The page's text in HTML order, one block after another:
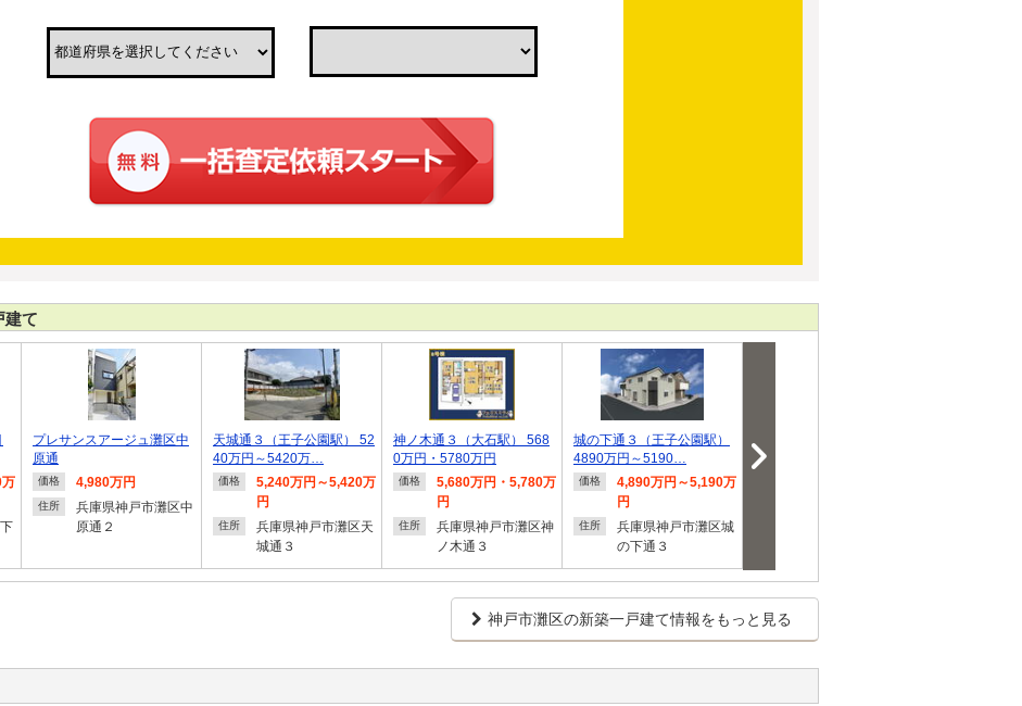
建て
プレサンスアージュ灘区中
原通
価格 4,980万円
住所
兵庫県神戸市灘区中
原通２
天城通３（王子公園駅） 52
40万円～5420万…
価格
5,240万円～5,420万
円
住所
兵庫県神戸市灘区天
城通３
神ノ木通３（大石駅） 568
0万円・5780万円
価格
5,680万円・5,780万
円
住所
兵庫県神戸市灘区神
ノ木通３
城の下通３（王子公園駅）
4890万円～5190…
価格
4,890万円～5,190万
円
住所
兵庫県神戸市灘区城
の下通３
師通二丁目Ⅰ/予…
神戸市灘区の新築一戸建て情報をもっと見る